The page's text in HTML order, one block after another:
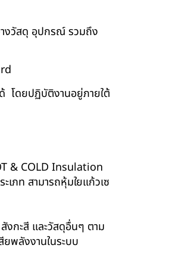
างวัสดุ อุปกรณ์ รวมถึง
โดยปฏิบัติงานอยู่ภายใต้
& COLD Insulation
ภท สามารถหุ้มใยแก้วเซ
กะสี และวัสดุอื่นๆ ตาม
พลังงานในระบบ